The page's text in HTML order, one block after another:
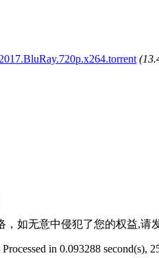
，如无意中侵犯了您的权益,请
Processed in 0.093288 second(s),